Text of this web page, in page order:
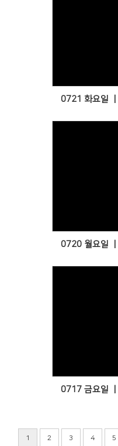
0721 화요일
0720 월요일
0717 금요일
1 2 3 4 5